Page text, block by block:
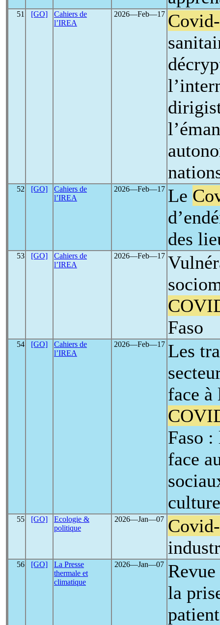
51 [GO]
Cahiers de
l’IREA
2026―Feb―17
52 [GO]
Cahiers de
l’IREA
2026―Feb―17 Le
des
53 [GO]
Cahiers de
l’IREA
2026―Feb―17
Faso
54 [GO]
Cahiers de
l’IREA
2026―Feb―17 Les
face à
Faso :
face
55 [GO]
Ecologie &
politique
2026―Jan―07
56 [GO]
La Presse
thermale et
climatique
2026―Jan―07
la